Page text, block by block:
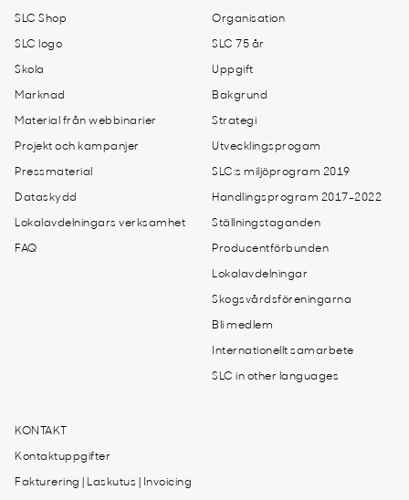
SLC Shop
SLC logo
Skola
Marknad
Material från webbinarier
Projekt och kampanjer
Pressmaterial
Dataskydd
Lokalavdelningars verksamhet
FAQ
Organisation
SLC 75 år
Uppgift
Bakgrund
Strategi
Utvecklingsprogam
SLC:s miljöprogram 2019
Handlingsprogram 2017-2022
Ställningstaganden
Producentförbunden
Lokalavdelningar
Skogsvårdsföreningarna
Bli medlem
Internationellt samarbete
SLC in other languages
KONTAKT
Kontaktuppgifter
Fakturering | Laskutus | Invoicing